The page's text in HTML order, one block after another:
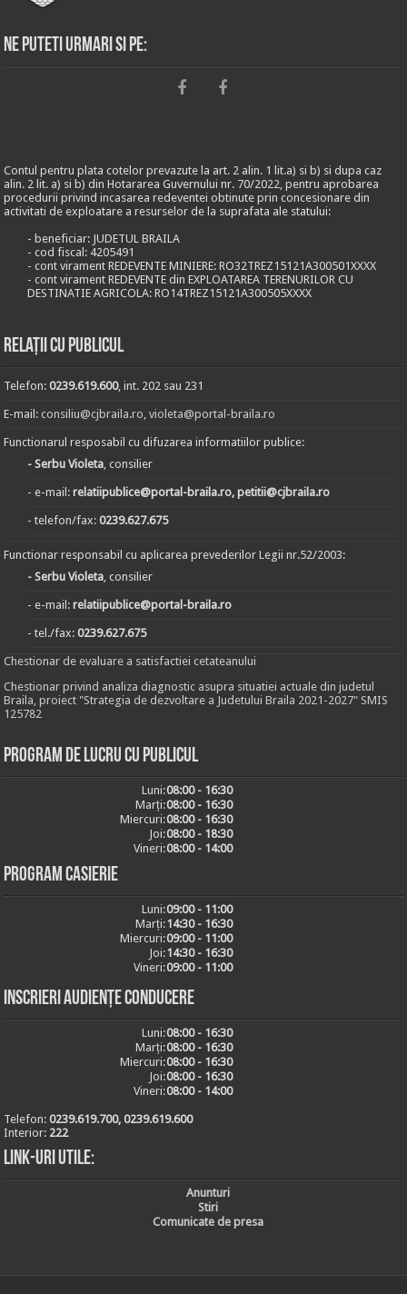
Ne puteti urmari si pe:
Contul pentru plata cotelor prevazute la art. 2 alin. 1 lit.a) si b) si dupa caz
alin. 2 lit. a) si b) din Hotararea Guvernului nr. 70/2022, pentru aprobarea
procedurii privind incasarea redeventei obtinute prin concesionare din
activitati de exploatare a resurselor de la suprafata ale statului:
- beneficiar: JUDETUL BRAILA
- cod fiscal: 4205491
- cont virament REDEVENTE MINIERE: RO32TREZ15121A300501XXXX
- cont virament REDEVENTE din EXPLOATAREA TERENURILOR CU
DESTINATIE AGRICOLA: RO14TREZ15121A300505XXXX
Relații cu publicul
Telefon:0239.619.600, int. 202 sau 231
E-mail:consiliu@cjbraila.ro,violeta@portal-braila.ro
Functionarul resposabil cu difuzarea informatiilor publice:
- Serbu Violeta, consilier
- e-mail:relatiipublice@portal-braila.ro, petitii@cjbraila.ro
- telefon/fax:0239.627.675
Functionar responsabil cu aplicarea prevederilor Legii nr.52/2003:
- Serbu Violeta, consilier
- e-mail:relatiipublice@portal-braila.ro
- tel./fax:0239.627.675
Chestionar de evaluare a satisfactiei cetateanului
Chestionar privind analiza diagnostic asupra situatiei actuale din judetul
Braila, proiect "Strategia de dezvoltare a Judetului Braila 2021-2027" SMIS
125782
Program de lucru cu publicul
Luni:08:00 - 16:30
Marți:08:00 - 16:30
Miercuri:08:00 - 16:30
Joi:08:00 - 18:30
Vineri:08:00 - 14:00
Program casierie
Luni:09:00 - 11:00
Marți:14:30 - 16:30
Miercuri:09:00 - 11:00
Joi:14:30 - 16:30
Vineri:09:00 - 11:00
Inscrieri audiențe conducere
Luni:08:00 - 16:30
Marți:08:00 - 16:30
Miercuri:08:00 - 16:30
Joi:08:00 - 16:30
Vineri:08:00 - 14:00
Telefon:0239.619.700, 0239.619.600
Interior: 222
Link-uri utile:
Anunturi
Stiri
Comunicate de presa